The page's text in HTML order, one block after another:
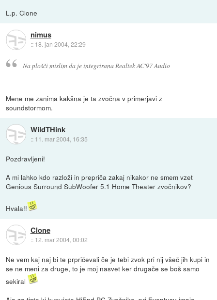
L.p. Clone
nimus
:: 18. jan 2004, 22:29
Na plošči mislim da je integrirana Realtek AC'97 Audio
Mene me zanima kakšna je ta zvočna v primerjavi z
soundstormom.
WildTHink
:: 11. mar 2004, 16:35
Pozdravljeni!
A mi lahko kdo razloži in prepriča zakaj nikakor ne smem vzet
Genious Surround SubWoofer 5.1 Home Theater zvočnikov?
Hvala!!
Clone
:: 12. mar 2004, 00:02
Ne vem kaj naj bi te prpričevali če je tebi zvok pri nij všeč jih kupi in
se ne meni za druge, to je moj nasvet ker drugače se boš samo
sekiral